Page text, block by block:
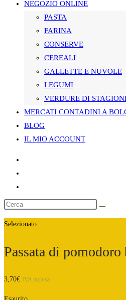
SITO
WEB
NEGOZIO ONLINE
PASTA
FARINA
CONSERVE
CEREALI
GALLETTE E NUVOLE
LEGUMI
VERDURE DI
MERCATI CONTADINI A
BLOG
IL MIO ACCOUNT
Selezionato:
Passata di
3,70€ IVA inclusa